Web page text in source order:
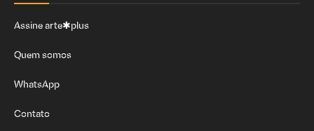
Assine arte✱plus
Quem somos
WhatsApp
Contato